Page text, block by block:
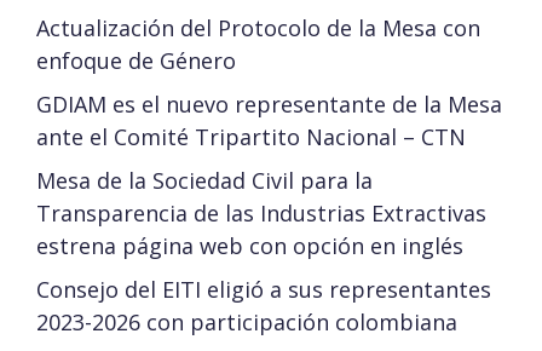
Actualización del Protocolo de la Mesa con
enfoque de Género
GDIAM es el nuevo representante de la Mesa
ante el Comité Tripartito Nacional – CTN
Mesa de la Sociedad Civil para la
Transparencia de las Industrias Extractivas
estrena página web con opción en inglés
Consejo del EITI eligió a sus representantes
2023-2026 con participación colombiana